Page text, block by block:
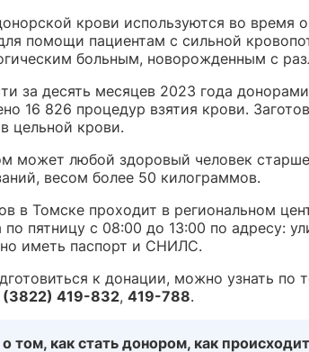
крови используются во время
помощи пациентам с сильной
больным, новорожденным с
за десять месяцев 2023 года
16 826 процедур взятия крови.
цельной крови.
может любой здоровый человек
весом более 50 килограммов.
в Томске проходит в региональном
по пятницу с 08:00 до 13:00 по адресу:
иметь паспорт и СНИЛС.
к донации, можно узнать по
(3822) 419-832, 419-788.
том, как стать донором, как